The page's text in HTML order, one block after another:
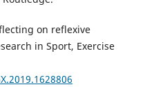
on reflexive
in Sport, Exercise